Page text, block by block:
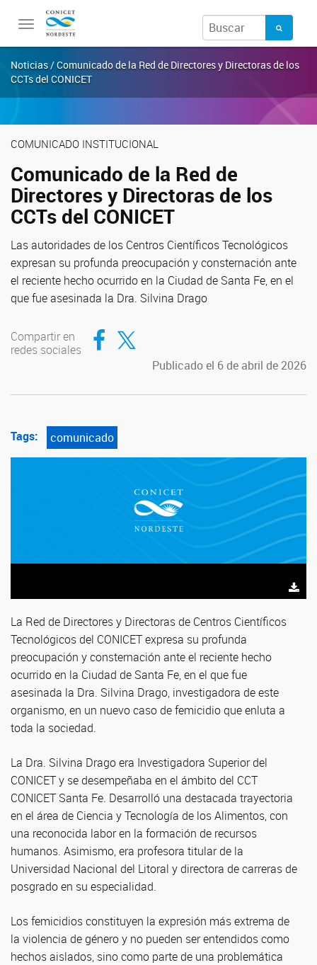
Toggle
navigation
Noticias / Comunicado de la Red de Directores y Directoras de los
CCTs del CONICET
COMUNICADO INSTITUCIONAL
Comunicado de la Red de
Directores y Directoras de los
CCTs del CONICET
Las autoridades de los Centros Científicos Tecnológicos
expresan su profunda preocupación y consternación ante
el reciente hecho ocurrido en la Ciudad de Santa Fe, en el
que fue asesinada la Dra. Silvina Drago
Compartir en
redes sociales
Compartir en Facebook
Compartir en Twitter
Publicado el 6 de abril de 2026
Tags: comunicado
La Red de Directores y Directoras de Centros Científicos
Tecnológicos del CONICET expresa su profunda
preocupación y consternación ante el reciente hecho
ocurrido en la Ciudad de Santa Fe, en el que fue
asesinada la Dra. Silvina Drago, investigadora de este
organismo, en un nuevo caso de femicidio que enluta a
toda la sociedad.
La Dra. Silvina Drago era Investigadora Superior del
CONICET y se desempeñaba en el ámbito del CCT
CONICET Santa Fe. Desarrolló una destacada trayectoria
en el área de Ciencia y Tecnología de los Alimentos, con
una reconocida labor en la formación de recursos
humanos. Asimismo, era profesora titular de la
Universidad Nacional del Litoral y directora de carreras de
posgrado en su especialidad.
Los femicidios constituyen la expresión más extrema de
la violencia de género y no pueden ser entendidos como
hechos aislados, sino como parte de una problemática